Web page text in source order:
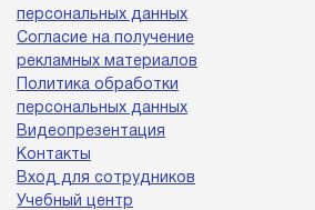
персональных данных
Согласие на получение
рекламных материалов
Политика обработки
персональных данных
Видеопрезентация
Контакты
Вход для сотрудников
Учебный центр